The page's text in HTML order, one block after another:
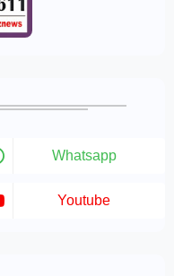
Whatsapp
Youtube